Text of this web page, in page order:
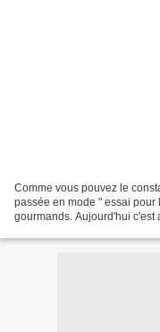
Comme vous pouvez le
passée en mode " essai
gourmands. Aujourd'hui c'est